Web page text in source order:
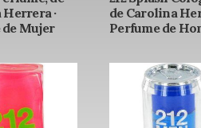
·
Mujer
de Carolina
Perfume de